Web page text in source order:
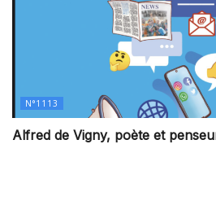
N°1113
Alfred de Vigny, poète et